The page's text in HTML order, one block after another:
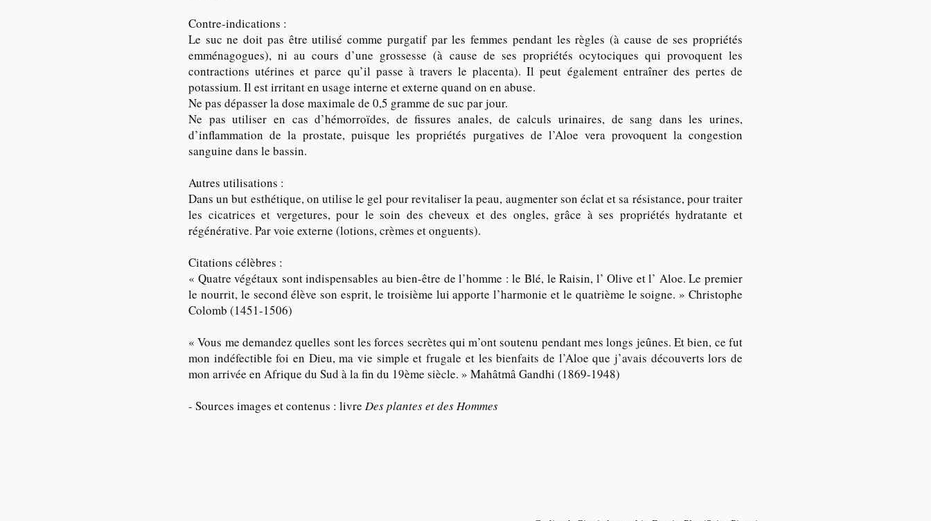
Contre-indications :
Le suc ne doit pas être utilisé comme purgatif par les femmes pendant les règles (à cause de ses propriétés
emménagogues), ni au cours d’une grossesse (à cause de ses propriétés ocytociques qui provoquent les
contractions utérines et parce qu’il passe à travers le placenta). Il peut également entraîner des pertes de
potassium. Il est irritant en usage interne et externe quand on en abuse.
Ne pas dépasser la dose maximale de 0,5 gramme de suc par jour.
Ne pas utiliser en cas d’hémorroïdes, de fissures anales, de calculs urinaires, de sang dans les urines,
d’inflammation de la prostate, puisque les propriétés purgatives de l’Aloe vera provoquent la congestion
sanguine dans le bassin.
Autres utilisations :
Dans un but esthétique, on utilise le gel pour revitaliser la peau, augmenter son éclat et sa résistance, pour traiter
les cicatrices et vergetures, pour le soin des cheveux et des ongles, grâce à ses propriétés hydratante et
régénérative. Par voie externe (lotions, crèmes et onguents).
Citations célèbres :
« Quatre végétaux sont indispensables au bien-être de l’homme : le Blé, le Raisin, l’ Olive et l’ Aloe. Le premier
le nourrit, le second élève son esprit, le troisième lui apporte l’harmonie et le quatrième le soigne. » Christophe
Colomb (1451-1506)
« Vous me demandez quelles sont les forces secrètes qui m’ont soutenu pendant mes longs jeûnes. Et bien, ce fut
mon indéfectible foi en Dieu, ma vie simple et frugale et les bienfaits de l’Aloe que j’avais découverts lors de
mon arrivée en Afrique du Sud à la fin du 19ème siècle. » Mahâtmâ Gandhi (1869-1948)
- Sources images et contenus : livre Des plantes et des Hommes